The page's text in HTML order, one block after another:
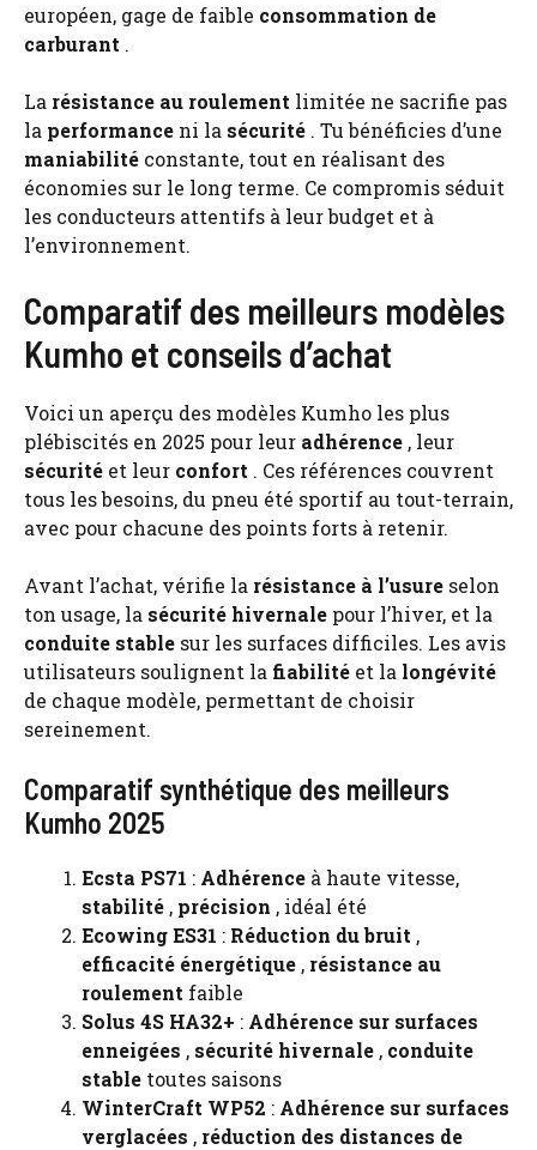
européen, gage de faible consommation de
carburant .
La résistance au roulement limitée ne sacrifie pas
la performance ni la sécurité . Tu bénéficies d’une
maniabilité constante, tout en réalisant des
économies sur le long terme. Ce compromis séduit
les conducteurs attentifs à leur budget et à
l’environnement.
Comparatif des meilleurs modèles
Kumho et conseils d’achat
Voici un aperçu des modèles Kumho les plus
plébiscités en 2025 pour leur adhérence , leur
sécurité et leur confort . Ces références couvrent
tous les besoins, du pneu été sportif au tout-terrain,
avec pour chacune des points forts à retenir.
Avant l’achat, vérifie la résistance à l’usure selon
ton usage, la sécurité hivernale pour l’hiver, et la
conduite stable sur les surfaces difficiles. Les avis
utilisateurs soulignent la fiabilité et la longévité
de chaque modèle, permettant de choisir
sereinement.
Comparatif synthétique des meilleurs
Kumho 2025
Ecsta PS71 : Adhérence à haute vitesse,
stabilité , précision , idéal été
Ecowing ES31 : Réduction du bruit ,
efficacité énergétique , résistance au
roulement faible
Solus 4S HA32+ : Adhérence sur surfaces
enneigées , sécurité hivernale , conduite
stable toutes saisons
WinterCraft WP52 : Adhérence sur surfaces
verglacées , réduction des distances de